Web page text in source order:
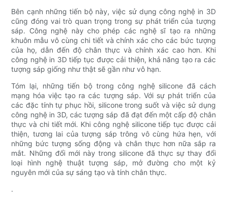
Bên cạnh những tiến bộ này, việc sử dụng công nghệ in 3D
cũng đóng vai trò quan trọng trong sự phát triển của tượng
sáp. Công nghệ này cho phép các nghệ sĩ tạo ra những
khuôn mẫu vô cùng chi tiết và chính xác cho các bức tượng
của họ, dẫn đến độ chân thực và chính xác cao hơn. Khi
công nghệ in 3D tiếp tục được cải thiện, khả năng tạo ra các
tượng sáp giống như thật sẽ gần như vô hạn.
Tóm lại, những tiến bộ trong công nghệ silicone đã cách
mạng hóa việc tạo ra các tượng sáp. Với sự phát triển của
các đặc tính tự phục hồi, silicone trong suốt và việc sử dụng
công nghệ in 3D, các tượng sáp đã đạt đến một cấp độ chân
thực và chi tiết mới. Khi công nghệ silicone tiếp tục được cải
thiện, tương lai của tượng sáp trông vô cùng hứa hẹn, với
những bức tượng sống động và chân thực hơn nữa sắp ra
mắt. Những đổi mới này trong silicone đã thực sự thay đổi
loại hình nghệ thuật tượng sáp, mở đường cho một kỷ
nguyên mới của sự sáng tạo và tính chân thực.
.